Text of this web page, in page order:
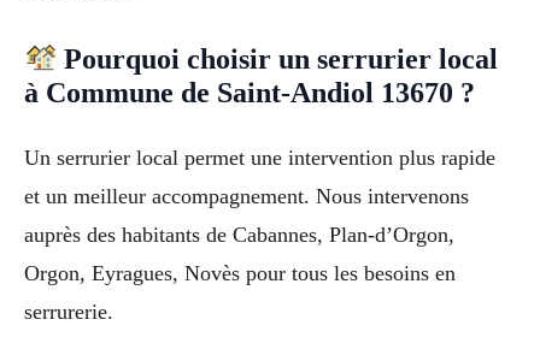
Pourquoi choisir un serrurier local
à Commune de Saint-Andiol 13670 ?
Un serrurier local permet une intervention plus rapide
et un meilleur accompagnement. Nous intervenons
auprès des habitants de Cabannes, Plan-d’Orgon,
Orgon, Eyragues, Novès pour tous les besoins en
serrurerie.